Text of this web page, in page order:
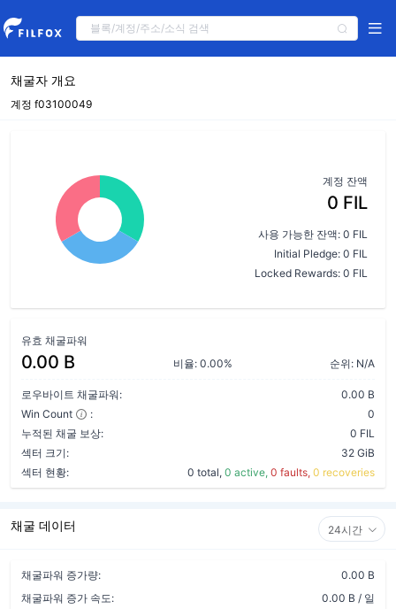
채굴자 개요
계정 f03100049
계정 잔액
0 FIL
사용 가능한 잔액: 0 FIL
Initial Pledge: 0 FIL
Locked Rewards: 0 FIL
유효 채굴파워
0.00 B 비율: 0.00% 순위: N/A
로우바이트 채굴파워:
0.00 B
Win Count
:
0
누적된 채굴 보상:
0 FIL
섹터 크기:
32 GiB
섹터 현황:
0 total, 0 active, 0 faults, 0 recoveries
채굴 데이터 24시간
채굴파워 증가량:
0.00 B
채굴파워 증가 속도:
0.00 B / 일